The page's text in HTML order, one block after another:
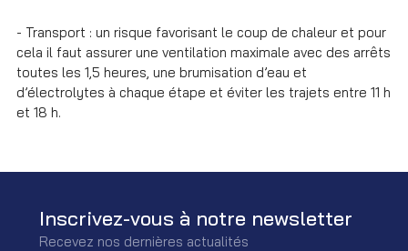
- Transport : un risque favorisant le coup de chaleur et pour
cela il faut assurer une ventilation maximale avec des arrêts
toutes les 1,5 heures, une brumisation d’eau et
d’électrolytes à chaque étape et éviter les trajets entre 11 h
et 18 h.
Inscrivez-vous à notre newsletter
Recevez nos dernières actualités